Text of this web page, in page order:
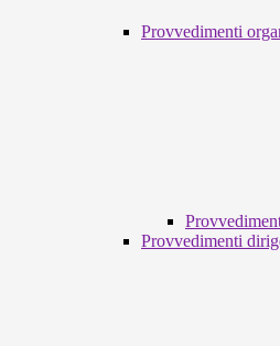
Provvedimenti
Provvedimenti